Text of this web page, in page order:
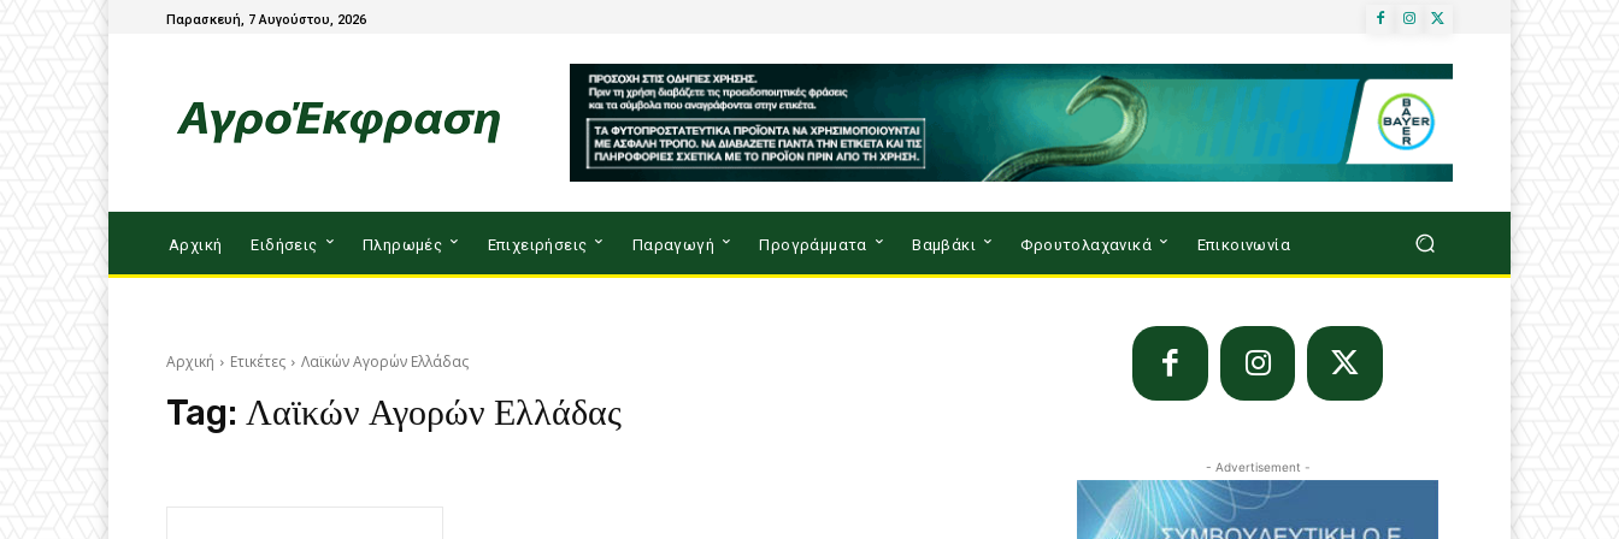
Παρασκευή, 7 Αυγούστου, 2026
Αρχική Ειδήσεις Πληρωμές Επιχειρήσεις Παραγωγή Προγράμματα Βαμβάκι Φρουτολαχανικά Επικοινωνία
Αρχική Ετικέτες Λαϊκών Αγορών Ελλάδας
Tag: Λαϊκών Αγορών Ελλάδας
- Advertisement -